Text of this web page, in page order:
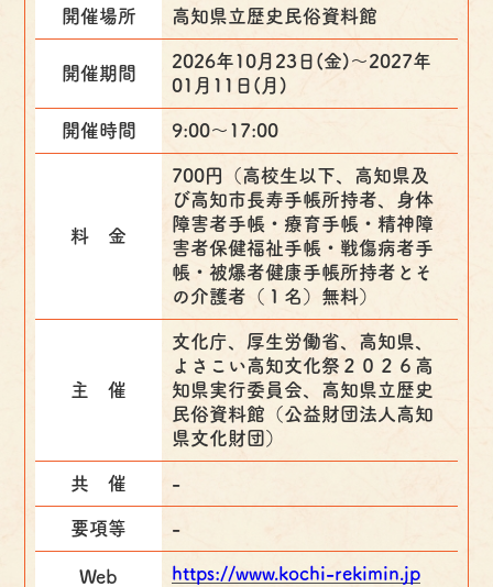
開催場所 高知県立歴史民俗資料館
開催期間
2026年10月23日(金)〜2027年
01月11日(月)
開催時間 9:00～17:00
料 金
700円（高校生以下、高知県及
び高知市長寿手帳所持者、身体
障害者手帳・療育手帳・精神障
害者保健福祉手帳・戦傷病者手
帳・被爆者健康手帳所持者とそ
の介護者（１名）無料）
主 催
文化庁、厚生労働省、高知県、
よさこい高知文化祭２０２６高
知県実行委員会、高知県立歴史
民俗資料館（公益財団法人高知
県文化財団）
共 催 -
要項等 -
Web https://www.kochi-rekimin.jp